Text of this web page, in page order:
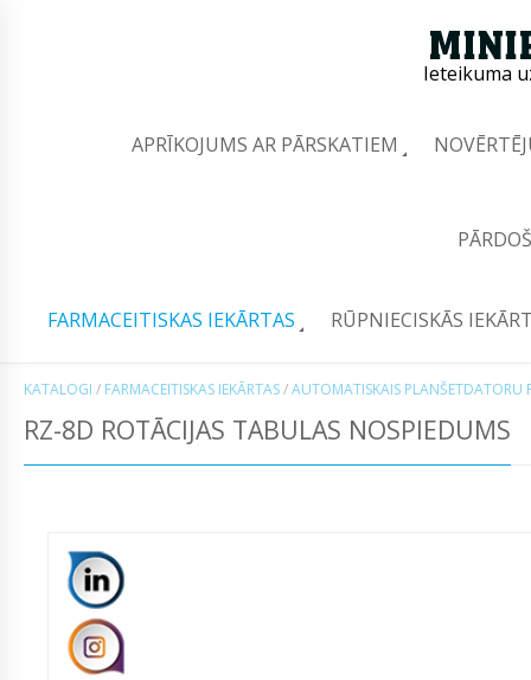
Ieteikuma
APRĪKOJUMS AR PĀRSKATIEM
FARMACEITISKAS IEKĀRTAS RŪPNIECISKĀS
KATALOGI / FARMACEITISKAS IEKĀRTAS/AUTOMATISKAIS PLANŠETDATORU
RZ-8D ROTĀCIJAS TABULAS NOSPIEDUMS